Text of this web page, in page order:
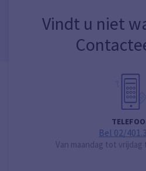
Vindt u niet
Bel 02/
Van maandag tot vrijdag